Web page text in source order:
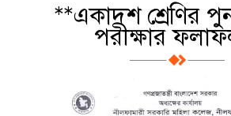
**একাদশ শ্রেণির
পরীক্ষার